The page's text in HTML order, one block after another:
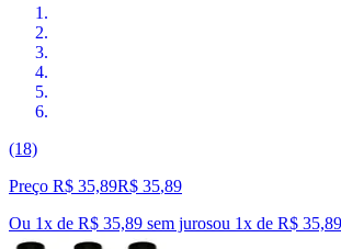
(18)
Preço R$ 35,89R$ 35,89
Ou 1x de R$ 35,89 sem jurosou 1x de R$ 35,89